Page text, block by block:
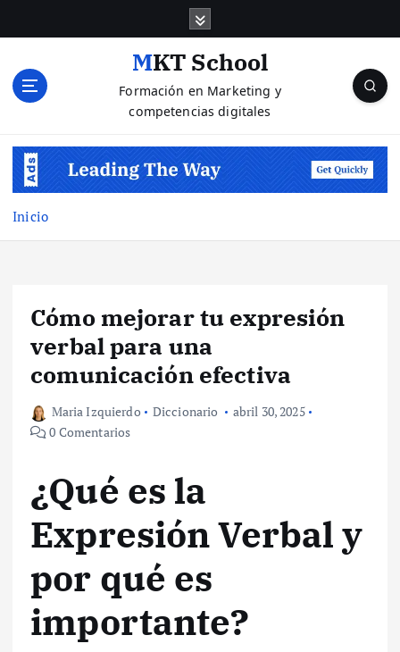
MKT School
Formación en Marketing y
competencias digitales
Inicio
Cómo mejorar tu expresión
verbal para una
comunicación efectiva
Maria Izquierdo Diccionario
abril 30, 2025
0 Comentarios
¿Qué es la
Expresión Verbal y
por qué es
importante?